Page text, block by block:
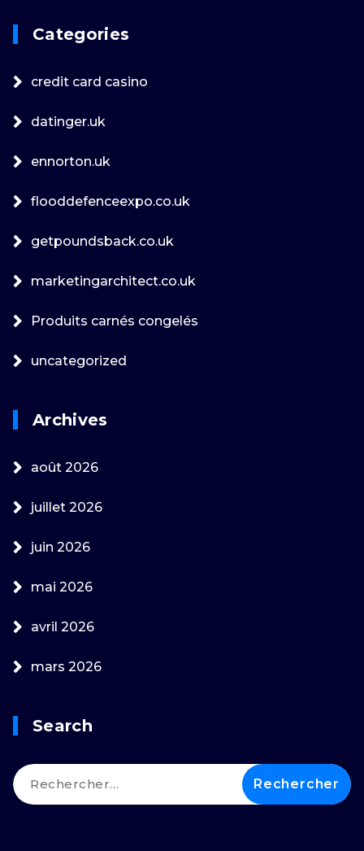
Categories
credit card casino
datinger.uk
ennorton.uk
flooddefenceexpo.co.uk
getpoundsback.co.uk
marketingarchitect.co.uk
Produits carnés congelés
uncategorized
Archives
août 2026
juillet 2026
juin 2026
mai 2026
avril 2026
mars 2026
Search
Rechercher :